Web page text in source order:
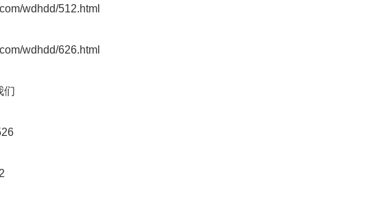
wdhdd/512.html
wdhdd/626.html
们